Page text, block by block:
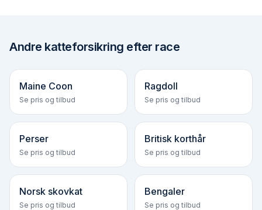
Andre katteforsikring efter race
Maine Coon
Se pris og tilbud
Ragdoll
Se pris og tilbud
Perser
Se pris og tilbud
Britisk korthår
Se pris og tilbud
Norsk skovkat
Se pris og tilbud
Bengaler
Se pris og tilbud